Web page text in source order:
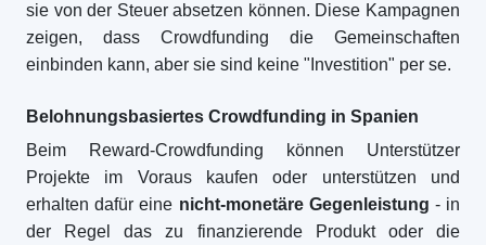
sie von der Steuer absetzen können. Diese Kampagnen
zeigen, dass Crowdfunding die Gemeinschaften
einbinden kann, aber sie sind keine "Investition" per se.
Belohnungsbasiertes Crowdfunding in Spanien
Beim Reward-Crowdfunding können Unterstützer
Projekte im Voraus kaufen oder unterstützen und
erhalten dafür eine nicht-monetäre Gegenleistung - in
der Regel das zu finanzierende Produkt oder die